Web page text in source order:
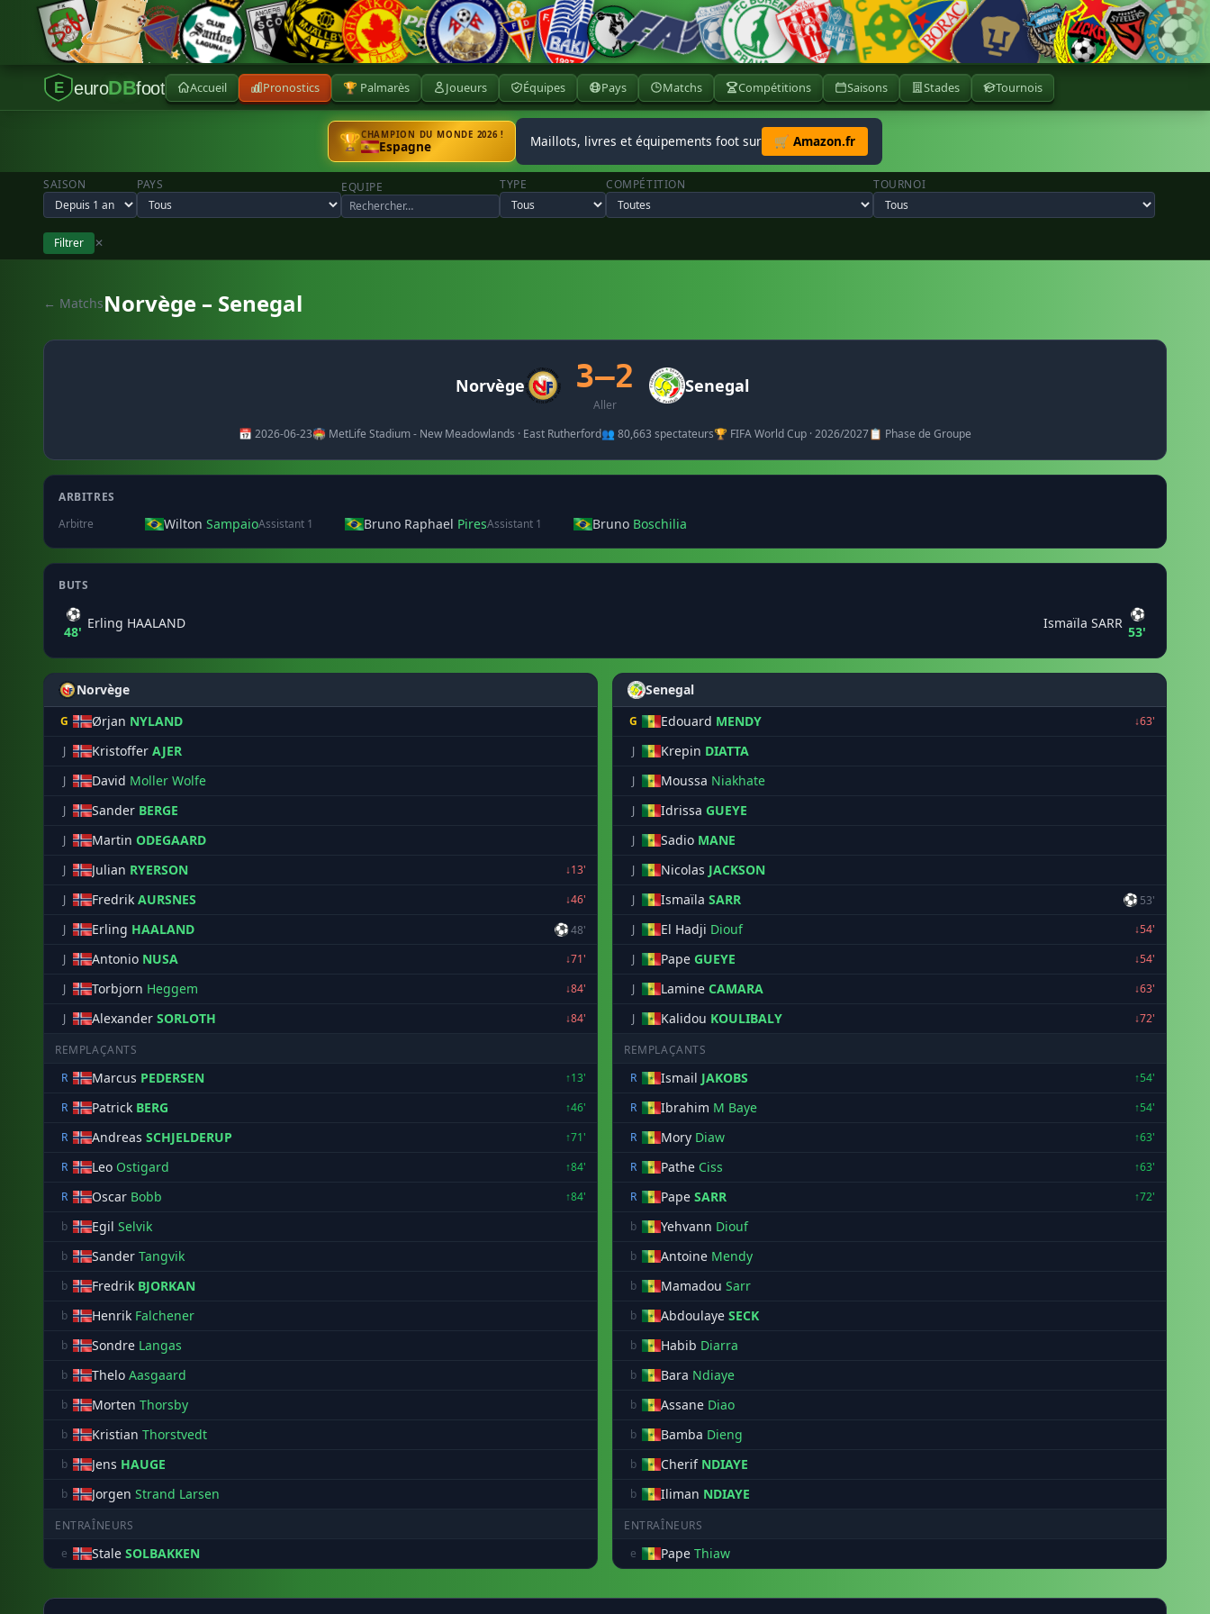
E euroDBfoot Accueil Pronostics 🏆 Palmarès Joueurs Équipes Pays Matchs Compétitions Saisons Stades Tournois
🏆CHAMPION DU MONDE 2026 !
Espagne Maillots, livres et équipements foot sur 🛒 Amazon.fr
SAISON PAYS EQUIPE TYPE COMPÉTITION TOURNOI
Filtrer ✕
← MatchsNorvège – Senegal
Norvège 3–2
Aller
Senegal
📅 2026-06-23🏟️ MetLife Stadium - New Meadowlands · East Rutherford👥 80,663 spectateurs🏆 FIFA World Cup · 2026/2027📋 Phase de Groupe
ARBITRES
Arbitre
Wilton SampaioAssistant 1 Bruno Raphael PiresAssistant 1 Bruno Boschilia
BUTS
⚽
48'
Erling HAALAND Ismaïla SARR
⚽
53'
Norvège
G Ørjan NYLAND
J Kristoffer AJER
J David Moller Wolfe
J Sander BERGE
J Martin ODEGAARD
J Julian RYERSON
↓13'
J
Fredrik AURSNES
↓46'
J
Erling HAALAND ⚽48'
J
Antonio NUSA
↓71'
J
Torbjorn Heggem
↓84'
J
Alexander SORLOTH ↓84'
REMPLAÇANTS
R
Marcus PEDERSEN
↑13'
R
Patrick BERG
↑46'
R
Andreas SCHJELDERUP
↑71'
R
Leo Ostigard
↑84'
R
Oscar Bobb
↑84'
b
Egil Selvik
b Sander Tangvik
b Fredrik BJORKAN
b Henrik Falchener
b Sondre Langas
b Thelo Aasgaard
b Morten Thorsby
b Kristian Thorstvedt
b Jens HAUGE
b Jorgen Strand Larsen
ENTRAÎNEURS
e
Stale SOLBAKKEN
Senegal
G Edouard MENDY
↓63'
J
Krepin DIATTA
J Moussa Niakhate
J Idrissa GUEYE
J Sadio MANE
J Nicolas JACKSON
J Ismaïla SARR ⚽ 53'
J
El Hadji Diouf
↓54'
J
Pape GUEYE
↓54'
J
Lamine CAMARA
↓63'
J
Kalidou KOULIBALY ↓72'
REMPLAÇANTS
R
Ismail JAKOBS
↑54'
R
Ibrahim M Baye
↑54'
R
Mory Diaw
↑63'
R
Pathe Ciss
↑63'
R
Pape SARR
↑72'
b
Yehvann Diouf
b Antoine Mendy
b Mamadou Sarr
b Abdoulaye SECK
b Habib Diarra
b Bara Ndiaye
b Assane Diao
b Bamba Dieng
b Cherif NDIAYE
b Iliman NDIAYE
ENTRAÎNEURS
e
Pape Thiaw